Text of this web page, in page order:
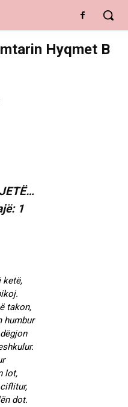
Hyqmet B
ketë,
takon,
humbur
lot,
dot.